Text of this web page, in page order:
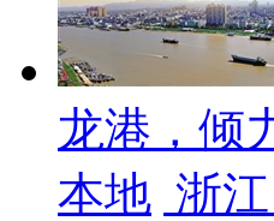
龙港，倾
本地 浙江